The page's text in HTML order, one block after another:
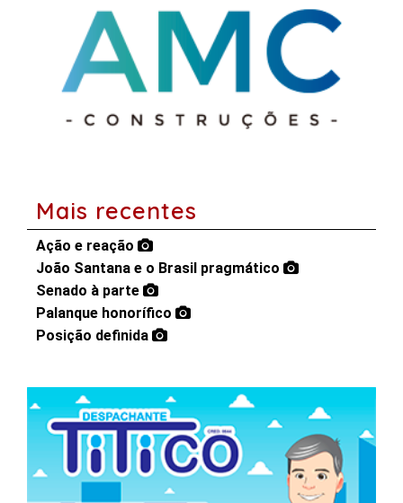
Mais recentes
Ação e reação
João Santana e o Brasil pragmático
Senado à parte
Palanque honorífico
Posição definida